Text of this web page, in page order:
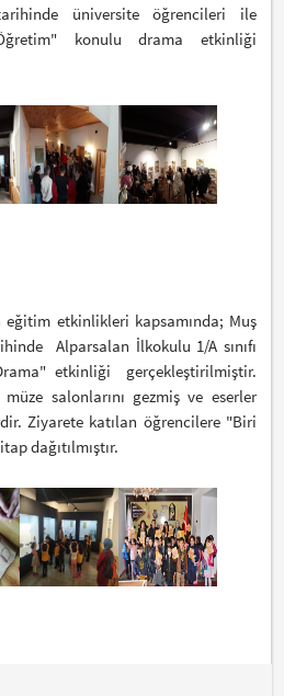
üniversite öğrencileri ile
konulu drama etkinliği
eğitim etkinlikleri kapsamında; Muş
Alparsalan İlkokulu 1/A sınıfı
etkinliği gerçekleştirilmiştir.
salonlarını gezmiş ve eserler
Ziyarete katılan öğrencilere "Biri
dağıtılmıştır.